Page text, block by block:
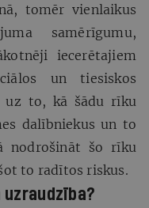
tomēr vienlaikus
samērīgumu,
iecerētajiem
un tiesiskos
uz to, kā šādu rīku
dalībniekus un to
nodrošināt šo rīku
to radītos riskus.